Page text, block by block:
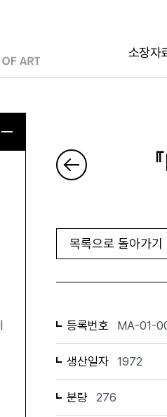
소장자
목록으로 돌아가기
등록번호 MA-01-
생산일자 1972
분량 276